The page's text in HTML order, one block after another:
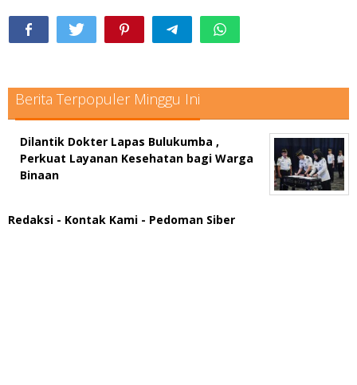
Berita Terpopuler Minggu Ini
Dilantik Dokter Lapas Bulukumba ,
Perkuat Layanan Kesehatan bagi Warga
Binaan
Redaksi - Kontak Kami - Pedoman Siber